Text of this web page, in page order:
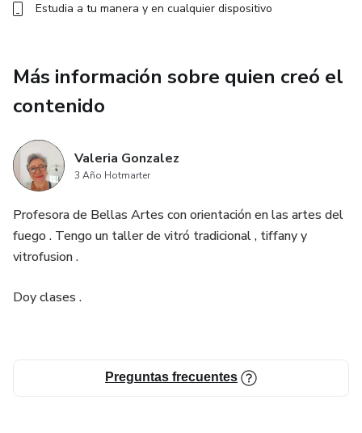
Estudia a tu manera y en cualquier dispositivo
Más información sobre quien creó el
contenido
Valeria Gonzalez
3 Año Hotmarter
Profesora de Bellas Artes con orientación en las artes del
fuego . Tengo un taller de vitró tradicional , tiffany y
vitrofusion .
Doy clases .
Preguntas frecuentes